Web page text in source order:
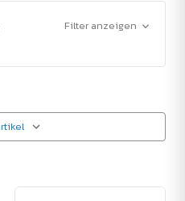
Filter anzeigen